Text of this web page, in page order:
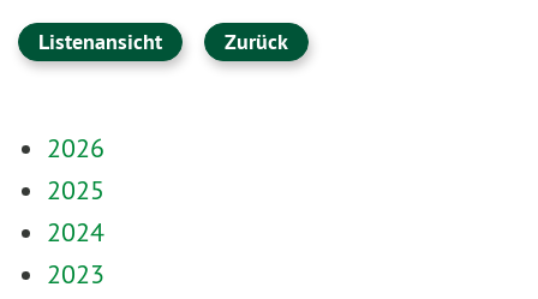
Listenansicht Zurück
2026
2025
2024
2023